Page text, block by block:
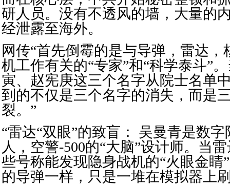
研人员。没有不透风的墙，大量的
经泄露至海外。
网传“首先倒霉的是与导弹，雷达，
机工作有关的“专家”和“科学泰斗”
寅、赵宪庚这三个名字从院士名单
到的不仅是三个名字的消失，而是
裂。”
“雷达“双眼”的致盲： 吴曼青是数
人，空警-500的“大脑”设计师。当
些号称能发现隐身战机的“火眼金睛
的导弹一样，只是一堆在模拟器上